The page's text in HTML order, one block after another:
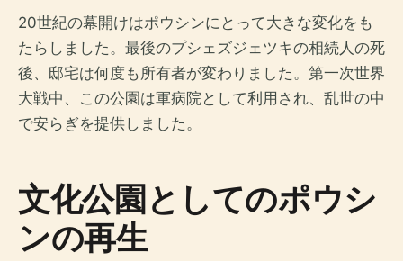
20世紀の幕開けはポウシンにとって大きな変化をも
たらしました。最後のプシェズジェツキの相続人の死
後、邸宅は何度も所有者が変わりました。第一次世界
大戦中、この公園は軍病院として利用され、乱世の中
で安らぎを提供しました。
文化公園としてのポウシ
ンの再生